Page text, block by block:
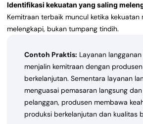
Identifikasi kekuatan yang saling
Kemitraan terbaik muncul ketika kekuatan
melengkapi, bukan tumpang tindih.
Contoh Praktis: Layanan
menjalin kemitraan dengan
berkelanjutan. Sementara layanan
menguasai pemasaran langsung
pelanggan, produsen membawa
produksi berkelanjutan dan kualitas